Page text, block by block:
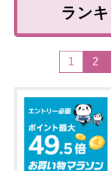
ラン
1 2